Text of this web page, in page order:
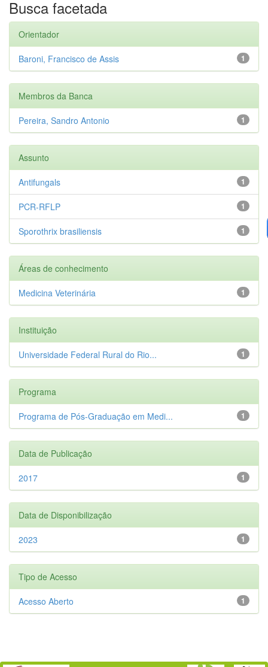
Busca facetada
Orientador
1
Baroni, Francisco de Assis
Membros da Banca
1
Pereira, Sandro Antonio
Assunto
1
Antifungals
1
PCR-RFLP
1
Sporothrix brasiliensis
Áreas de conhecimento
1
Medicina Veterinária
Instituição
1
Universidade Federal Rural do Rio...
Programa
1
Programa de Pós-Graduação em Medi...
Data de Publicação
1
2017
Data de Disponibilização
1
2023
Tipo de Acesso
1
Acesso Aberto